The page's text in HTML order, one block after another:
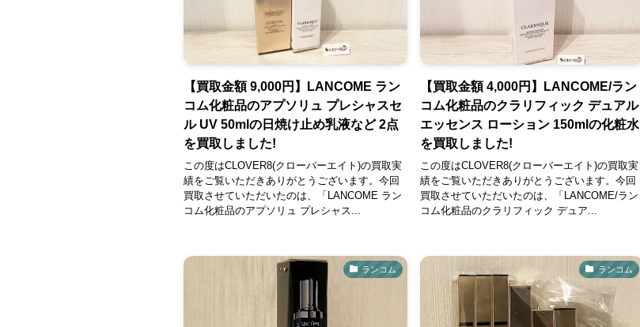
【買取金額 9,000円】LANCOME ラン
コム化粧品のアプソリュ プレシャスセ
ル UV 50mlの日焼け止め乳液など 2点
を買取しました!
この度はCLOVER8(クローバーエイト)の買取実
績をご覧いただきありがとうございます。今回
買取させていただいたのは、「LANCOME ラン
コム化粧品のアプソリュ プレシャス...
【買取金額 4,000円】LANCOME/ラン
コム化粧品のクラリフィック デュアル
エッセンス ローション 150mlの化粧水
を買取しました!
この度はCLOVER8(クローバーエイト)の買取実
績をご覧いただきありがとうございます。今回
買取させていただいたのは、「LANCOME/ラン
コム化粧品のクラリフィック デュア...
ランコム ランコム